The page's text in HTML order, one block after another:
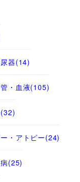
器(14)
・血液(105)
(32)
・アトピー(24)
(25)